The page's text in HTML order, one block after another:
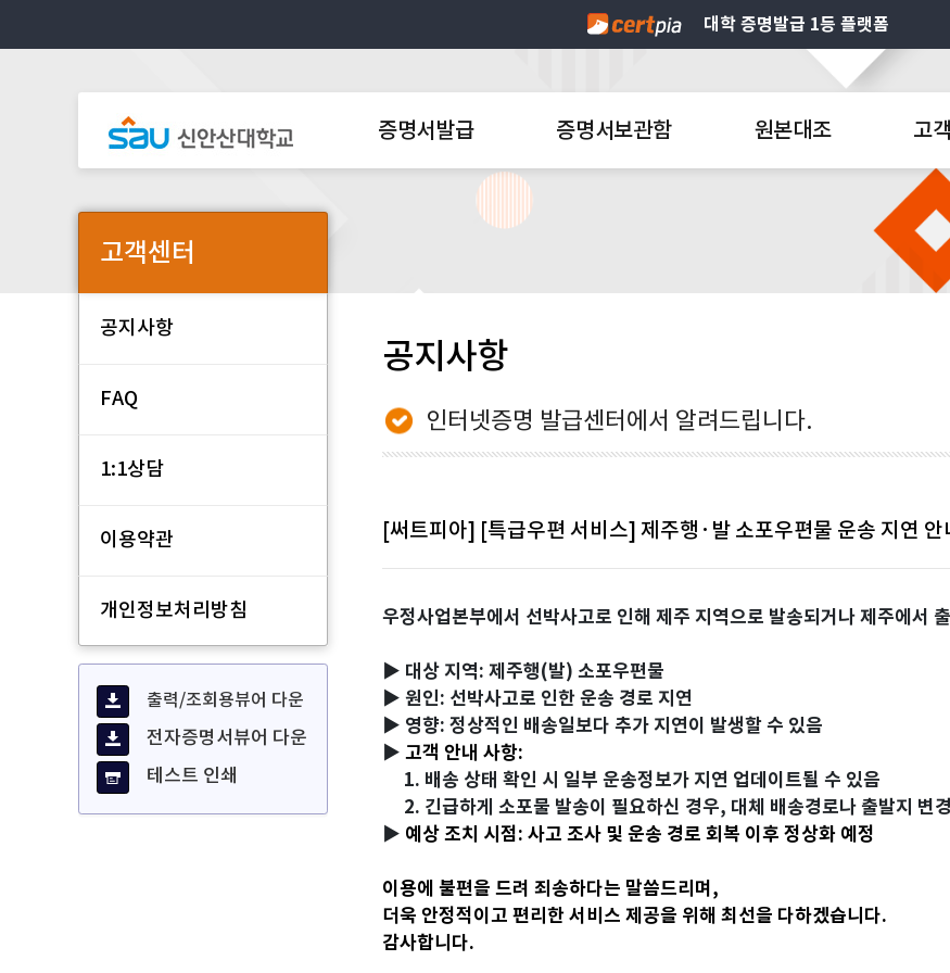
대학 증명발급 1등 플랫폼
증명서발급 증명서보관함 원본대조 고
고객센터
공지사항
FAQ
1:1상담
이용약관
개인정보처리방침
출력/조회용뷰어 다운
전자증명서뷰어 다운
테스트 인쇄
공지사항
인터넷증명 발급센터에서 알려드립니다.
[써트피아] [특급우편 서비스] 제주행·발 소포우편물 운송 지연 안
우정사업본부에서 선박사고로 인해 제주 지역으로 발송되거나 제주에서
▶ 대상 지역: 제주행(발) 소포우편물
▶ 원인: 선박사고로 인한 운송 경로 지연
▶ 영향: 정상적인 배송일보다 추가 지연이 발생할 수 있음
▶ 고객 안내 사항:
1. 배송 상태 확인 시 일부 운송정보가 지연 업데이트될 수 있음
2. 긴급하게 소포물 발송이 필요하신 경우, 대체 배송경로나 출발지 변
▶ 예상 조치 시점: 사고 조사 및 운송 경로 회복 이후 정상화 예정
이용에 불편을 드려 죄송하다는 말씀드리며,
더욱 안정적이고 편리한 서비스 제공을 위해 최선을 다하겠습니다.
감사합니다.